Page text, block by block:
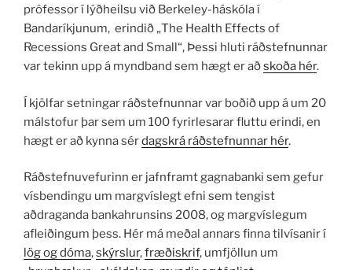
prófessor í lýðheilsu við Berkeley-háskóla í
Bandaríkjunum, erindið „The Health Effects of
Recessions Great and Small“, Þessi hluti ráðstefnunnar
var tekinn upp á myndband sem hægt er aðskoða hér.
Í kjölfar setningar ráðstefnunnar var boðið upp á um 20
málstofur þar sem um 100 fyrirlesarar fluttu erindi, en
hægt er að kynna sérdagskrá ráðstefnunnar hér.
Ráðstefnuvefurinn er jafnframt gagnabanki sem gefur
vísbendingu um margvíslegt efni sem tengist
aðdraganda bankahrunsins 2008, og margvíslegum
afleiðingum þess. Hér má meðal annars finna tilvísanir í
lög og dóma,skýrslur,fræðiskrif, umfjöllun um